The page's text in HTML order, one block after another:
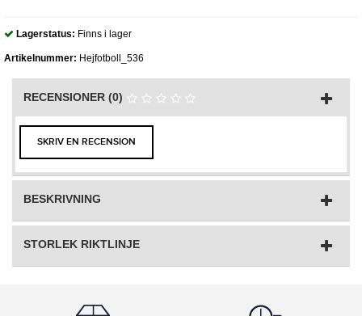
Lagerstatus: Finns i lager
Artikelnummer: Hejfotboll_536
RECENSIONER (0)
SKRIV EN RECENSION
BESKRIVNING
STORLEK RIKTLINJE